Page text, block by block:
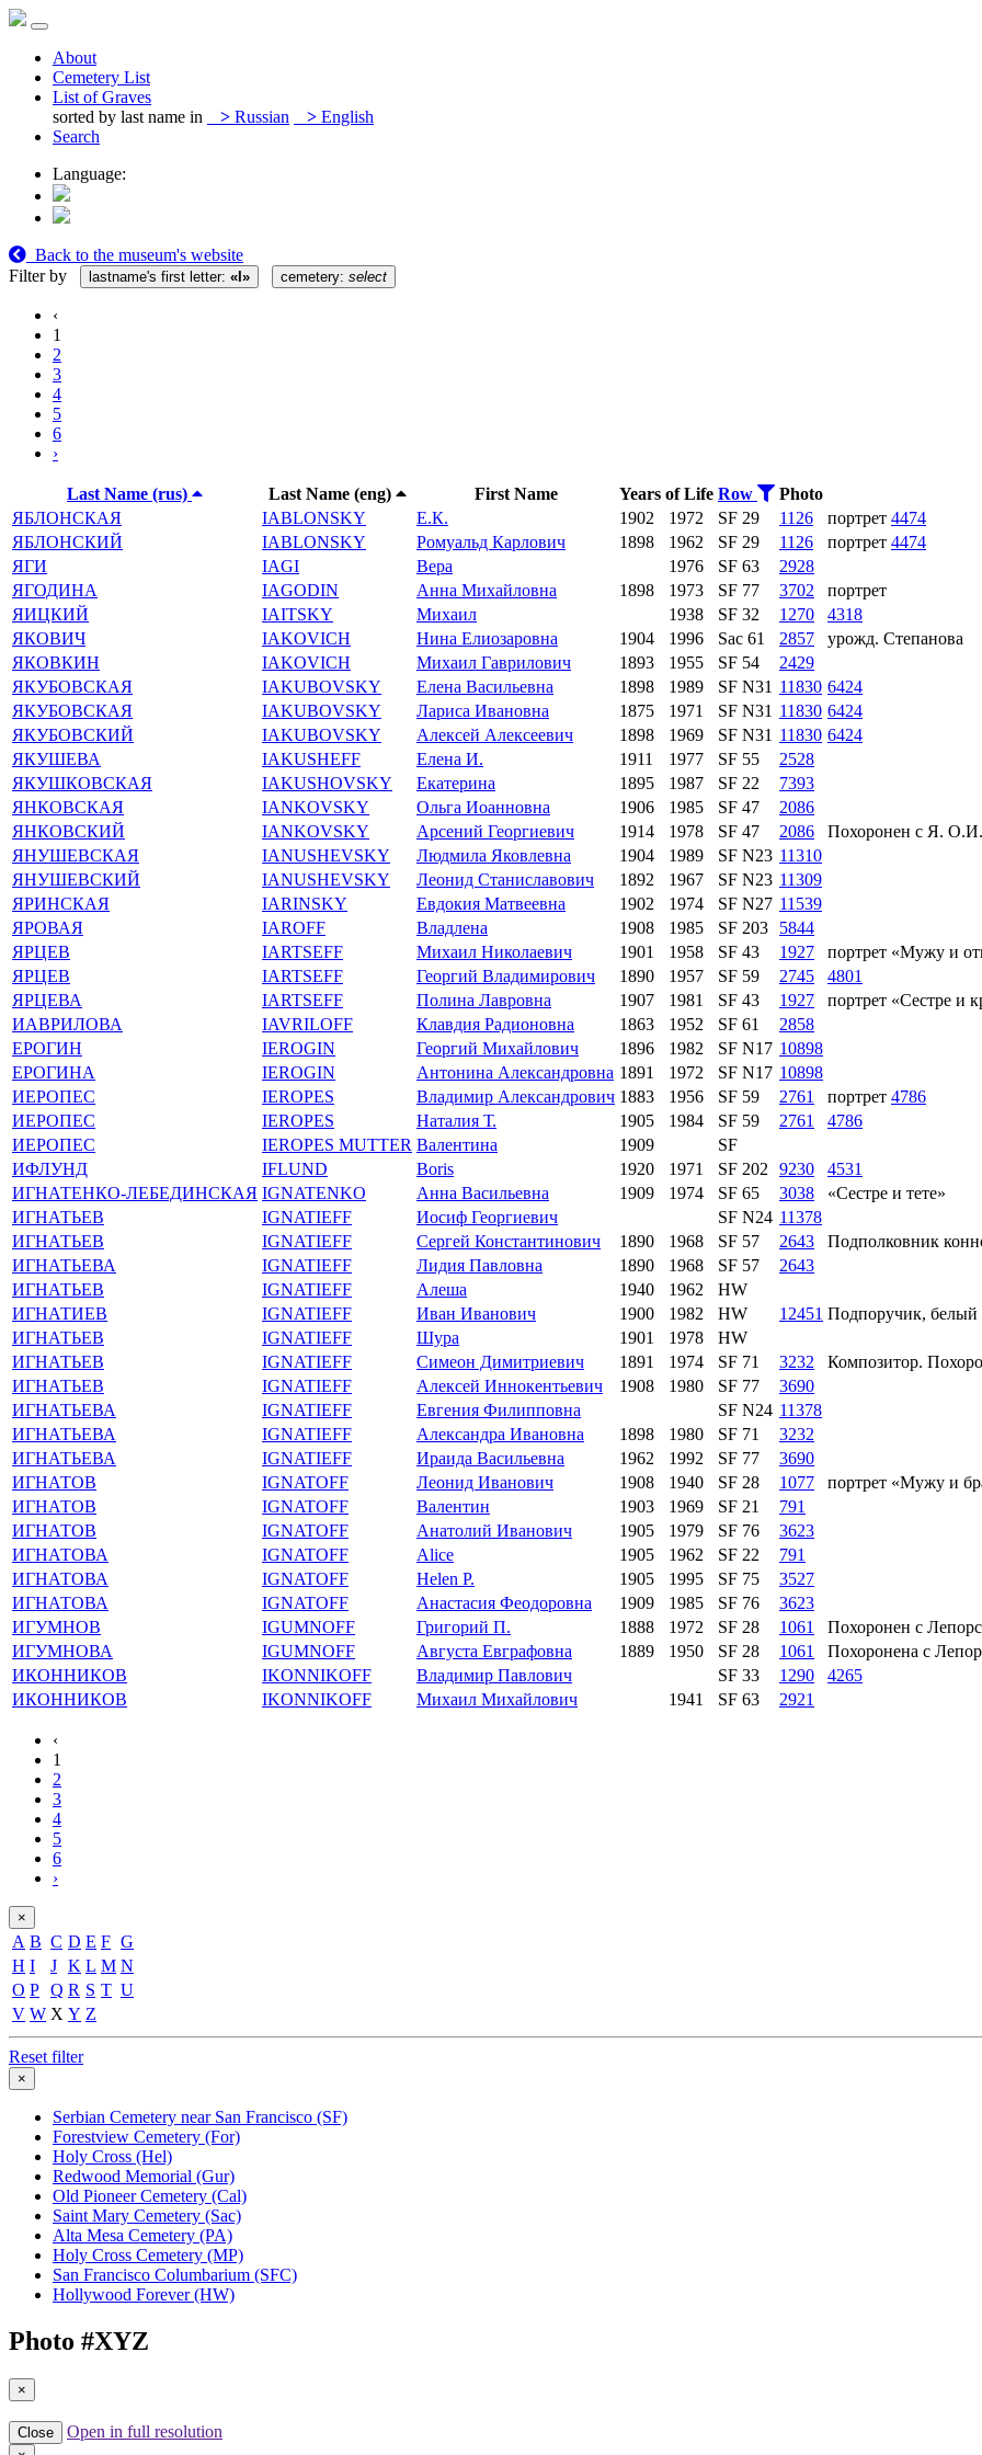
About
Cemetery List
List of Graves
sorted by last name in
> Russian > English
Search
Language:
Back to the museum's website
Filter by
lastname's first letter: «I» cemetery: select
‹
1
2
3
4
5
6
›
Last Name (rus) Last Name (eng) First Name Years of Life Row Photo
ЯБЛОНСКАЯ
IABLONSKY Е.К. 1902 1972 SF 29 1126 портрет 4474
ЯБЛОНСКИЙ
IABLONSKY Ромуальд Карлович 1898 1962 SF 29 1126 портрет 4474
ЯГИ
IAGI Вера 1976 SF 63
2928
ЯГОДИНА
IAGODIN Анна Михайловна 1898 1973 SF 77 3702
портрет
ЯИЦКИЙ
IAITSKY Михаил 1938 SF 32 1270
4318
ЯКОВИЧ
IAKOVICH Нина Елиозаровна 1904 1996 Sac 61 2857
урожд. Степанова
ЯКОВКИН
IAKOVICH Михаил Гаврилович 1893 1955 SF 54
2429
ЯКУБОВСКАЯ
IAKUBOVSKY Елена Васильевна 1898 1989 SF N31 11830 6424
ЯКУБОВСКАЯ
IAKUBOVSKY Лариса Ивановна 1875 1971 SF N31 11830 6424
ЯКУБОВСКИЙ
IAKUBOVSKY Алексей Алексеевич 1898 1969 SF N31 11830 6424
ЯКУШЕВА
IAKUSHEFF Елена И. 1911 1977 SF 55
2528
ЯКУШКОВСКАЯ
IAKUSHOVSKY Екатерина 1895 1987 SF 22
7393
ЯНКОВСКАЯ
IANKOVSKY Ольга Иоанновна 1906 1985 SF 47
2086
ЯНКОВСКИЙ
IANKOVSKY Арсений Георгиевич 1914 1978 SF 47 2086
Похоронен с Я. О.И.
ЯНУШЕВСКАЯ
IANUSHEVSKY Людмила Яковлевна 1904 1989 SF N23 11310
ЯНУШЕВСКИЙ
IANUSHEVSKY Леонид Станиславович 1892 1967 SF N23 11309
ЯРИНСКАЯ
IARINSKY Евдокия Матвеевна 1902 1974 SF N27 11539
ЯРОВАЯ
IAROFF Владлена 1908 1985 SF 203
5844
ЯРЦЕВ
IARTSEFF Михаил Николаевич 1901 1958 SF 43 1927
портрет «Мужу и
ЯРЦЕВ
IARTSEFF Георгий Владимирович 1890 1957 SF 59 2745
4801
ЯРЦЕВА
IARTSEFF Полина Лавровна 1907 1981 SF 43 1927
портрет «Сестре и
ИАВРИЛОВА
IAVRILOFF Клавдия Радионовна 1863 1952 SF 61
2858
ЕРОГИН
IEROGIN Георгий Михайлович 1896 1982 SF N17 10898
ЕРОГИНА
IEROGIN Антонина Александровна 1891 1972 SF N17 10898
ИЕРОПЕС
IEROPES Владимир Александрович 1883 1956 SF 59 2761 портрет 4786
ИЕРОПЕС
IEROPES Наталия Т. 1905 1984 SF 59 2761
4786
ИЕРОПЕС
IEROPES MUTTER Валентина 1909
SF
ИФЛУНД
IFLUND Boris 1920 1971 SF 202 9230
4531
ИГНАТЕНКО-ЛЕБЕДИНСКАЯ IGNATENKO Анна Васильевна 1909 1974 SF 65 3038
«Сестре и тете»
ИГНАТЬЕВ
IGNATIEFF Иосиф Георгиевич SF N24 11378
ИГНАТЬЕВ
IGNATIEFF Сергей Константинович 1890 1968 SF 57 2643
Подполковник
ИГНАТЬЕВА
IGNATIEFF Лидия Павловна 1890 1968 SF 57
2643
ИГНАТЬЕВ
IGNATIEFF Алеша 1940 1962
HW
ИГНАТИЕВ
IGNATIEFF Иван Иванович 1900 1982 HW 12451 Подпоручик, белый
ИГНАТЬЕВ
IGNATIEFF Шура 1901 1978
HW
ИГНАТЬЕВ
IGNATIEFF Симеон Димитриевич 1891 1974 SF 71 3232
Композитор.
ИГНАТЬЕВ
IGNATIEFF Алексей Иннокентьевич 1908 1980 SF 77
3690
ИГНАТЬЕВА
IGNATIEFF Евгения Филипповна SF N24 11378
ИГНАТЬЕВА
IGNATIEFF Александра Ивановна 1898 1980 SF 71
3232
ИГНАТЬЕВА
IGNATIEFF Ираида Васильевна 1962 1992 SF 77
3690
ИГНАТОВ
IGNATOFF Леонид Иванович 1908 1940 SF 28 1077
портрет «Мужу и
ИГНАТОВ
IGNATOFF Валентин 1903 1969 SF 21
791
ИГНАТОВ
IGNATOFF Анатолий Иванович 1905 1979 SF 76
3623
ИГНАТОВА
IGNATOFF Alice 1905 1962 SF 22
791
ИГНАТОВА
IGNATOFF Helen P. 1905 1995 SF 75
3527
ИГНАТОВА
IGNATOFF Анастасия Феодоровна 1909 1985 SF 76
3623
ИГУМНОВ
IGUMNOFF Григорий П. 1888 1972 SF 28 1061
Похоронен с
ИГУМНОВА
IGUMNOFF Августа Евграфовна 1889 1950 SF 28 1061
Похоронена с
ИКОННИКОВ
IKONNIKOFF Владимир Павлович SF 33 1290
4265
ИКОННИКОВ
IKONNIKOFF Михаил Михайлович 1941 SF 63 2921
‹
1
2
3
4
5
6
›
×
A B C D E F G
H I J K L M N
O P Q R S T U
V W X Y Z
Reset filter
×
Serbian Cemetery near San Francisco (SF)
Forestview Cemetery (For)
Holy Cross (Hel)
Redwood Memorial (Gur)
Old Pioneer Cemetery (Cal)
Saint Mary Cemetery (Sac)
Alta Mesa Cemetery (PA)
Holy Cross Cemetery (MP)
San Francisco Columbarium (SFC)
Hollywood Forever (HW)
Photo #XYZ
×
Close Open in full resolution